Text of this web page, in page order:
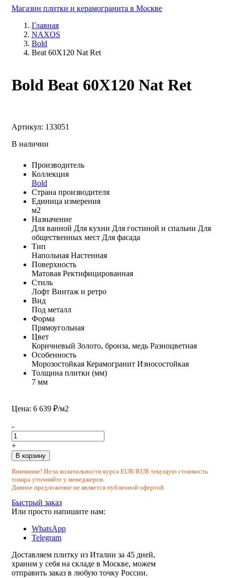
Магазин плитки и керамогранита в Москве
Главная
NAXOS
Bold
Beat 60X120 Nat Ret
Bold Beat 60X120 Nat Ret
Артикул: 133051
В наличии
Производитель
Коллекция
Bold
Страна производителя
Единица измерения
м2
Назначение
Для ванной Для кухни Для гостиной и спальни Для
общественных мест Для фасада
Тип
Напольная Настенная
Поверхность
Матовая Ректифицированная
Стиль
Лофт Винтаж и ретро
Вид
Под металл
Форма
Прямоугольная
Цвет
Коричневый Золото, бронза, медь Разноцветная
Особенность
Морозостойкая Керамогранит Износостойкая
Толщина плитки (мм)
7 мм
Цена: 6 639 ₽/м2
-
+
В корзину
Внимание! Из-за волатильности курса EUR/RUB текущую стоимость
товара уточняйте у менеджеров.
Данное предложение не является публичной офертой
Быстрый заказ
Или просто напишите нам:
WhatsApp
Telegram
Доставляем плитку из Италии за 45 дней,
храним у себя на складе в Москве, можем
отправить заказ в любую точку России.